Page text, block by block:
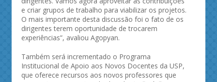
e criar grupos de trabalho para viabilizar os projetos.
O mais importante desta discussão foi o fato de os
dirigentes terem oportunidade de trocarem
experiências”, avaliou Agopyan.
Também será incrementado o Programa
Institucional de Apoio aos Novos Docentes da USP,
que oferece recursos aos novos professores que